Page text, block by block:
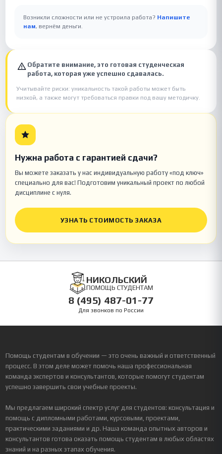
Возникли сложности или не устроила работа? Напишите
нам, вернём деньги.
Обратите внимание, это готовая студенческая
работа, которая уже успешно сдавалась.
Учитывайте риски: уникальность такой работы может быть
низкой, а также могут требоваться правки под вашу методичку.
Нужна работа с гарантией сдачи?
Вы можете заказать у нас индивидуальную работу «под ключ»
специально для вас! Подготовим уникальный проект по любой
дисциплине с нуля.
УЗНАТЬ СТОИМОСТЬ ЗАКАЗА
НИКОЛЬСКИЙ
ПОМОЩЬ СТУДЕНТАМ
8 (495) 487-01-77
Для звонков по России
Помощь студентам в обучении — это очень важный и ответственный
процесс. В этом деле может помочь наша профессиональная
команда экспертов и консультантов, которые помогут студентам
успешно завершить свои учебные проекты.
Мы предлагаем широкий спектр услуг для студентов: консультация и
помощь с дипломными работами, курсовыми, проектами,
практическими заданиями и др. Наша команда опытных авторов и
консультантов готова оказать помощь студентам в любых областях
знаний и на разных этапах обучения.